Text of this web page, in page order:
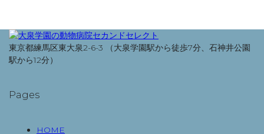
東京都練馬区東大泉2-6-3 （大泉学園駅から徒歩7分、石神井公園
駅から12分）
Pages
HOME